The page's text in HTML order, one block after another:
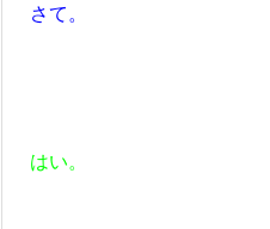
さて。
はい。